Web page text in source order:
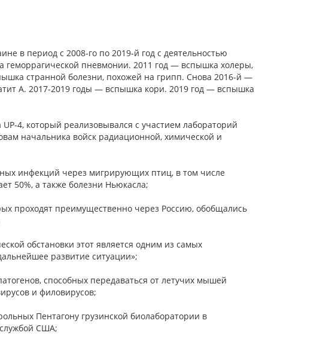
в период с 2008-го по 2019-й год с деятельностью
пневмонии. 2011 год — вспышка холеры,
странной болезни, похожей на грипп. Снова 2016-й —
А. 2017-2019 годы — вспышка кори. 2019 год — вспышка
4, который реализовывался с участием лабораторий
начальника войск радиационной, химической и
инфекций через мигрирующих птиц, в том числе
50%, а также болезни Ньюкасла;
проходят преимущественно через Россию, обобщались
обстановки этот является одним из самых
развитие ситуации»;
способных передаваться от летучих мышей
и филовирусов;
Пентагону грузинской биолаборатории в
США;